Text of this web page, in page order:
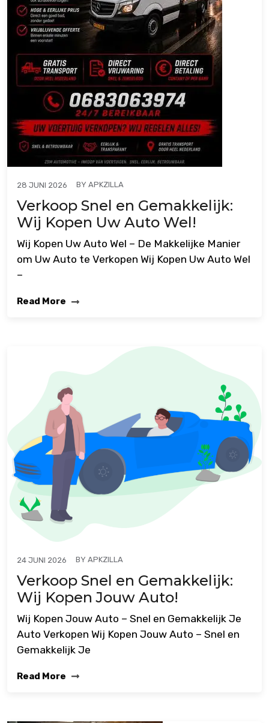
28 JUNI 2026 BY APKZILLA
Verkoop Snel en Gemakkelijk:
Wij Kopen Uw Auto Wel!
Wij Kopen Uw Auto Wel – De Makkelijke Manier
om Uw Auto te Verkopen Wij Kopen Uw Auto Wel
–
Read More
24 JUNI 2026 BY APKZILLA
Verkoop Snel en Gemakkelijk:
Wij Kopen Jouw Auto!
Wij Kopen Jouw Auto – Snel en Gemakkelijk Je
Auto Verkopen Wij Kopen Jouw Auto – Snel en
Gemakkelijk Je
Read More